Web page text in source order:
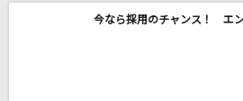
今なら採用のチャンス！ エ